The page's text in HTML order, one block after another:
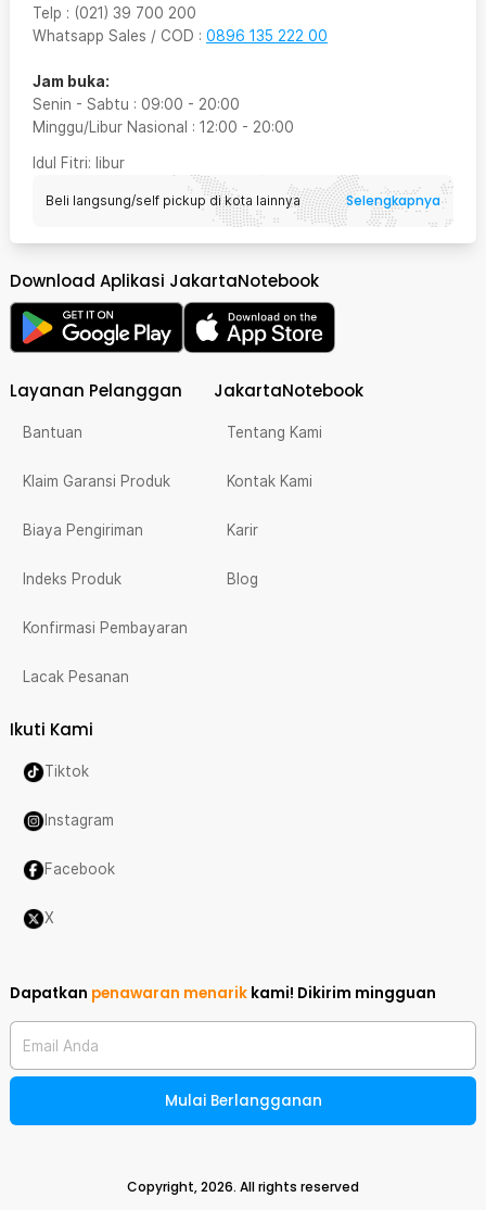
Telp : (021) 39 700 200
Whatsapp Sales / COD : 0896 135 222 00
Jam buka:
Senin - Sabtu : 09:00 - 20:00
Minggu/Libur Nasional : 12:00 - 20:00
Idul Fitri: libur
Beli langsung/self pickup di kota lainnya Selengkapnya
Download Aplikasi JakartaNotebook
Layanan Pelanggan
Bantuan
Klaim Garansi Produk
Biaya Pengiriman
Indeks Produk
Konfirmasi Pembayaran
Lacak Pesanan
JakartaNotebook
Tentang Kami
Kontak Kami
Karir
Blog
Ikuti Kami
Tiktok
Instagram
Facebook
X
Dapatkan penawaran menarik kami! Dikirim mingguan
Email Anda
Mulai Berlangganan
Copyright,2026. All rights reserved